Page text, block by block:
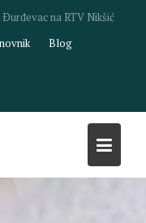
na RTV Nikšić
Blog